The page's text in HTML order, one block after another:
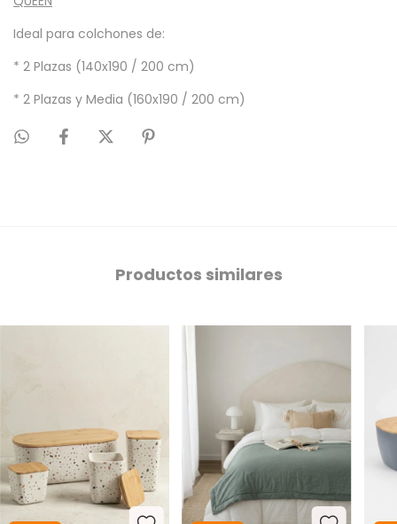
Ideal para colchones de:
* 2 Plazas (140x190 / 200 cm)
* 2 Plazas y Media (160x190 / 200 cm)
Productos similares